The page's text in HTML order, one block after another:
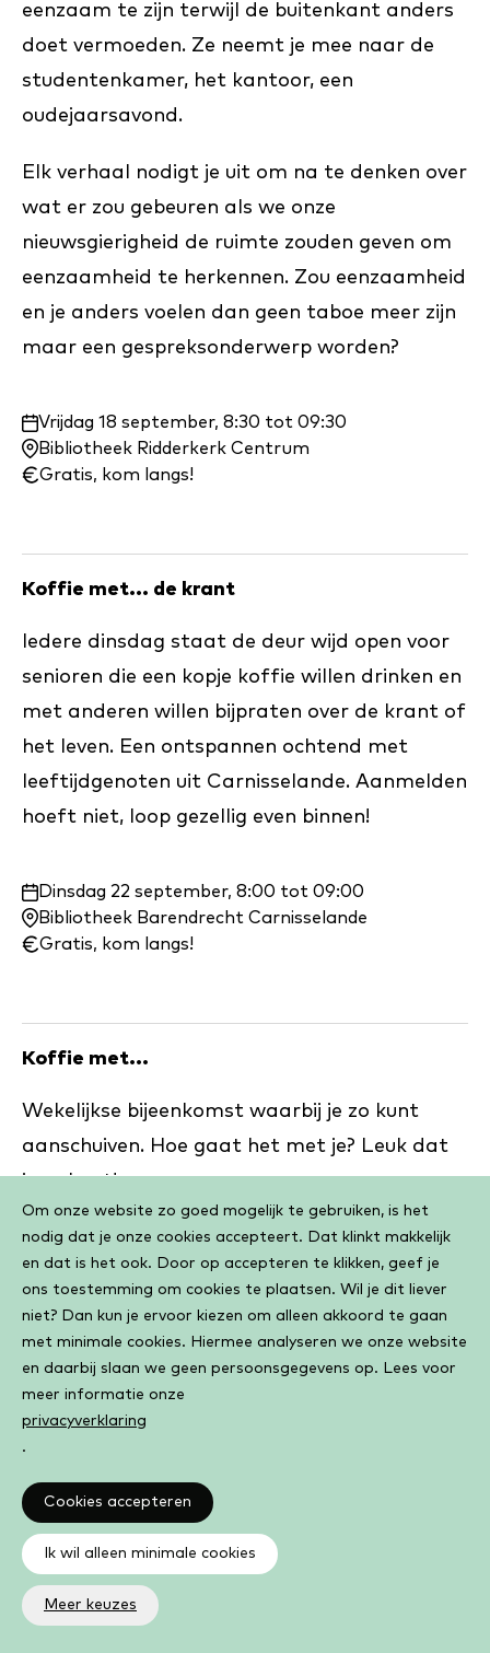
Cookiebar
Om onze website zo goed mogelijk te gebruiken, is het
nodig dat je onze cookies accepteert. Dat klinkt makkelijk
en dat is het ook. Door op accepteren te klikken, geef je
ons toestemming om cookies te plaatsen. Wil je dit liever
niet? Dan kun je ervoor kiezen om alleen akkoord te gaan
met minimale cookies. Hiermee analyseren we onze website
en daarbij slaan we geen persoonsgegevens op. Lees voor
meer informatie onze
privacyverklaring
.
Cookies accepteren
Ik wil alleen minimale cookies
Meer keuzes
eenzaam te zijn terwijl de buitenkant anders
doet vermoeden. Ze neemt je mee naar de
studentenkamer, het kantoor, een
oudejaarsavond.
Elk verhaal nodigt je uit om na te denken over
wat er zou gebeuren als we onze
nieuwsgierigheid de ruimte zouden geven om
eenzaamheid te herkennen. Zou eenzaamheid
en je anders voelen dan geen taboe meer zijn
maar een gespreksonderwerp worden?
Waar
en
wanneer:
Vrijdag 18 september, 8:30 tot 09:30
Bibliotheek Ridderkerk Centrum
Gratis, kom langs!
Koffie met... de krant
Iedere dinsdag staat de deur wijd open voor
senioren die een kopje koffie willen drinken en
met anderen willen bijpraten over de krant of
het leven. Een ontspannen ochtend met
leeftijdgenoten uit Carnisselande. Aanmelden
hoeft niet, loop gezellig even binnen!
Waar
en
wanneer:
Dinsdag 22 september, 8:00 tot 09:00
Bibliotheek Barendrecht Carnisselande
Gratis, kom langs!
Koffie met...
Wekelijkse bijeenkomst waarbij je zo kunt
aanschuiven. Hoe gaat het met je? Leuk dat
je er bent!
Waar
wanneer:
Dinsdag 22 september, 8:30 tot 10:00
Bibliotheek Sliedrecht
Gratis, kom langs!
Koffie met...
nieuwe kennis opdoen: dat is Koffie met... in
het kort. Dus kom langs en laat je verrassen
WaarWoensdag 23 september, 8:00 tot 09:00